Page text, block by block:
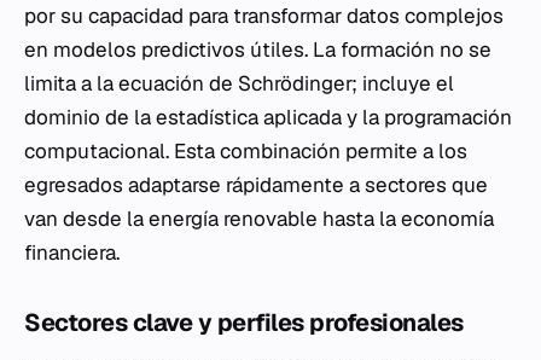
por su capacidad para transformar datos complejos
en modelos predictivos útiles. La formación no se
limita a la ecuación de Schrödinger; incluye el
dominio de la estadística aplicada y la programación
computacional. Esta combinación permite a los
egresados adaptarse rápidamente a sectores que
van desde la energía renovable hasta la economía
financiera.
Sectores clave y perfiles profesionales